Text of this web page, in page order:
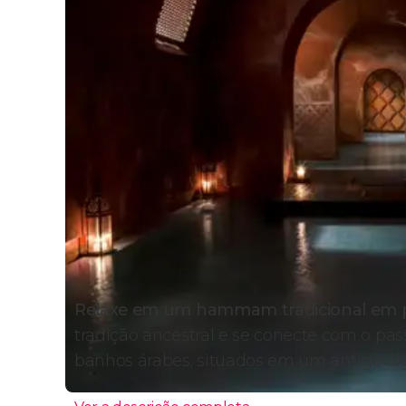
Relaxe em um hammam tradicional em
tradição ancestral e se conecte com o
banhos árabes, situados em um antigo